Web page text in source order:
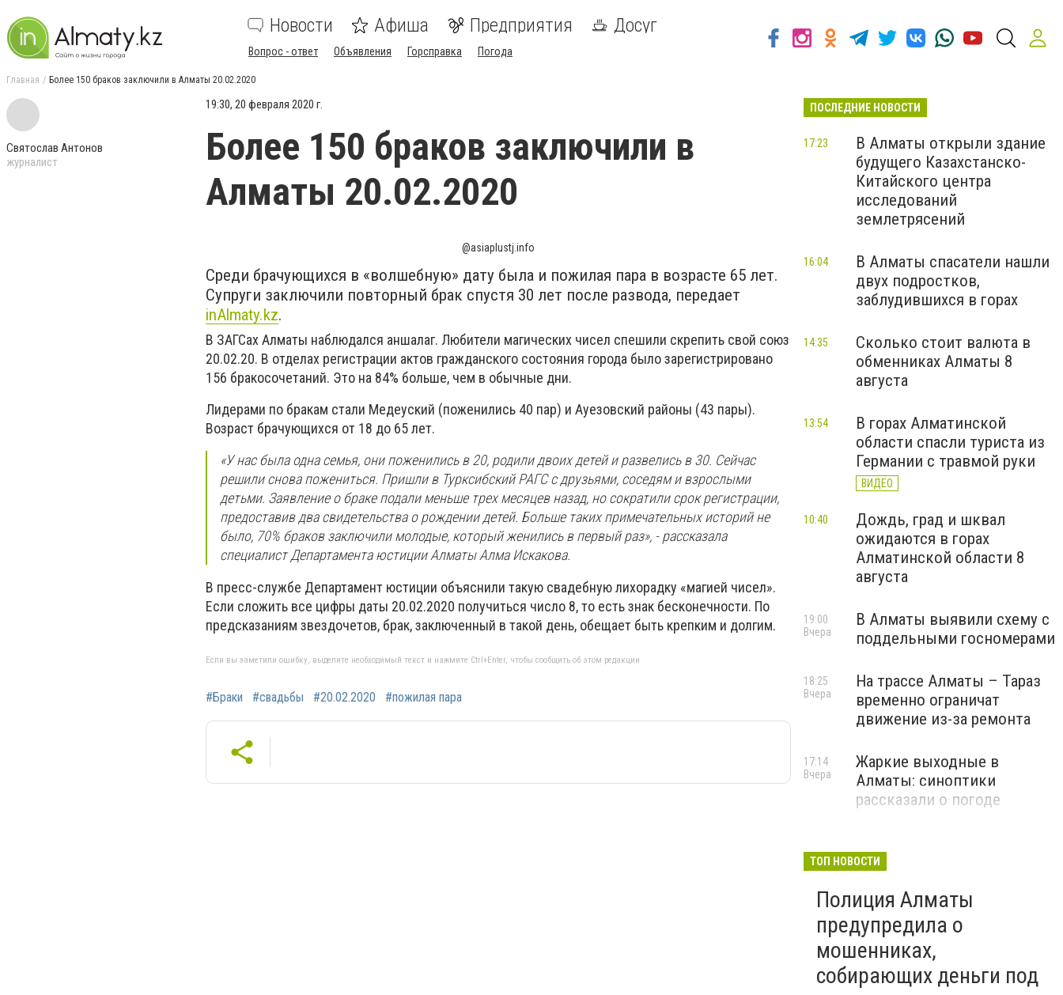
Новости Афиша Предприятия Досуг
Вопрос - ответ Объявления Горсправка Погода
Главная Более 150 браков заключили в Алматы 20.02.2020
Святослав Антонов
журналист
19:30, 20 февраля 2020 г.
Более 150 браков заключили в
Алматы 20.02.2020
@asiaplustj.info
Среди брачующихся в «волшебную» дату была и пожилая пара в возрасте 65 лет.
Супруги заключили повторный брак спустя 30 лет после развода, передает
inAlmaty.kz.
В ЗАГСах Алматы наблюдался аншалаг. Любители магических чисел спешили скрепить свой союз
20.02.20. В отделах регистрации актов гражданского состояния города было зарегистрировано
156 бракосочетаний. Это на 84% больше, чем в обычные дни.
Лидерами по бракам стали Медеуский (поженились 40 пар) и Ауезовский районы (43 пары).
Возраст брачующихся от 18 до 65 лет.
«У нас была одна семья, они поженились в 20, родили двоих детей и развелись в 30. Сейчас
решили снова пожениться. Пришли в Турксибский РАГС с друзьями, соседям и взрослыми
детьми. Заявление о браке подали меньше трех месяцев назад, но сократили срок регистрации,
предоставив два свидетельства о рождении детей. Больше таких примечательных историй не
было, 70% браков заключили молодые, который женились в первый раз», - рассказала
специалист Департамента юстиции Алматы Алма Искакова.
В пресс-службе Департамент юстиции объяснили такую свадебную лихорадку «магией чисел».
Если сложить все цифры даты 20.02.2020 получиться число 8, то есть знак бесконечности. По
предсказаниям звездочетов, брак, заключенный в такой день, обещает быть крепким и долгим.
Если вы заметили ошибку, выделите необходимый текст и нажмите Ctrl+Enter, чтобы сообщить об этом редакции
#Браки #свадьбы #20.02.2020 #пожилая пара
ПОСЛЕДНИЕ НОВОСТИ
В Алматы открыли здание
будущего Казахстанско-
Китайского центра
исследований
землетрясений
17:23
В Алматы спасатели нашли
двух подростков,
заблудившихся в горах
16:04
Сколько стоит валюта в
обменниках Алматы 8
августа
14:35
В горах Алматинской
области спасли туриста из
Германии с травмой руки
ВИДЕО
13:54
Дождь, град и шквал
ожидаются в горах
Алматинской области 8
августа
10:40
В Алматы выявили схему с
поддельными госномерами
19:00
Вчера
На трассе Алматы – Тараз
временно ограничат
движение из-за ремонта
18:25
Вчера
Жаркие выходные в
Алматы: синоптики
рассказали о погоде
17:14
Вчера
ТОП НОВОСТИ
Полиция Алматы
предупредила о
мошенниках,
собирающих деньги под